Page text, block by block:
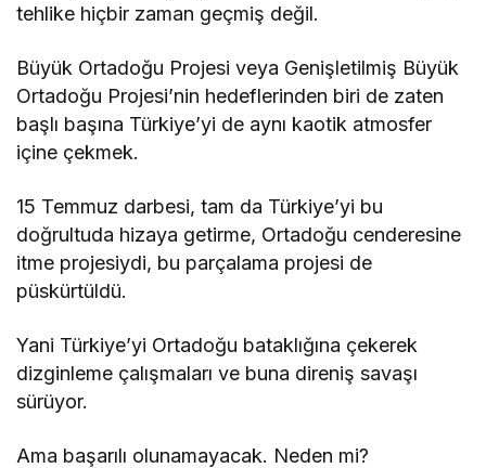
tehlike hiçbir zaman geçmiş değil.
Büyük Ortadoğu Projesi veya Genişletilmiş Büyük
Ortadoğu Projesi’nin hedeflerinden biri de zaten
başlı başına Türkiye’yi de aynı kaotik atmosfer
içine çekmek.
15 Temmuz darbesi, tam da Türkiye’yi bu
doğrultuda hizaya getirme, Ortadoğu cenderesine
itme projesiydi, bu parçalama projesi de
püskürtüldü.
Yani Türkiye’yi Ortadoğu bataklığına çekerek
dizginleme çalışmaları ve buna direniş savaşı
sürüyor.
Ama başarılı olunamayacak. Neden mi?